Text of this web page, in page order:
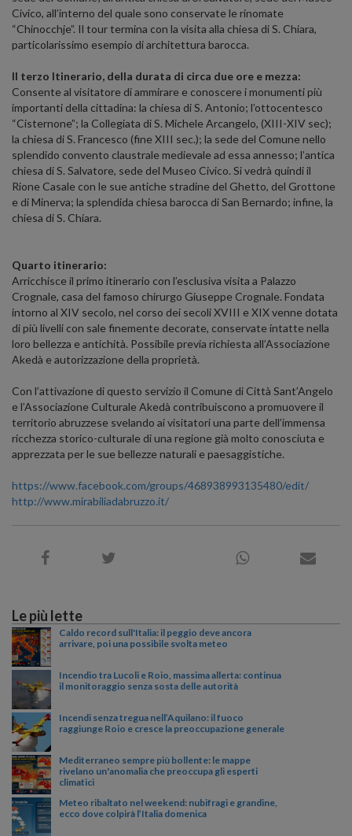
Civico, all’interno del quale sono conservate le rinomate
“Chinocchje”. Il tour termina con la visita alla chiesa di S. Chiara,
particolarissimo esempio di architettura barocca.
Il terzo Itinerario, della durata di circa due ore e mezza:
Consente al visitatore di ammirare e conoscere i monumenti più
importanti della cittadina: la chiesa di S. Antonio; l’ottocentesco
“Cisternone”; la Collegiata di S. Michele Arcangelo, (XIII-XIV sec);
la chiesa di S. Francesco (fine XIII sec.); la sede del Comune nello
splendido convento claustrale medievale ad essa annesso; l’antica
chiesa di S. Salvatore, sede del Museo Civico. Si vedrà quindi il
Rione Casale con le sue antiche stradine del Ghetto, del Grottone
e di Minerva; la splendida chiesa barocca di San Bernardo; infine, la
chiesa di S. Chiara.
Quarto itinerario:
Arricchisce il primo itinerario con l’esclusiva visita a Palazzo
Crognale, casa del famoso chirurgo Giuseppe Crognale. Fondata
intorno al XIV secolo, nel corso dei secoli XVIII e XIX venne dotata
di più livelli con sale finemente decorate, conservate intatte nella
loro bellezza e antichità. Possibile previa richiesta all’Associazione
Akedà e autorizzazione della proprietà.
Con l’attivazione di questo servizio il Comune di Città Sant’Angelo
e l’Associazione Culturale Akedà contribuiscono a promuovere il
territorio abruzzese svelando ai visitatori una parte dell’immensa
ricchezza storico-culturale di una regione già molto conosciuta e
apprezzata per le sue bellezze naturali e paesaggistiche.
https://www.facebook.com/groups/468938993135480/edit/
http://www.mirabiliadabruzzo.it/
Le più lette
Caldo record sull'Italia: il peggio deve ancora
arrivare, poi una possibile svolta meteo
Incendio tra Lucoli e Roio, massima allerta: continua
il monitoraggio senza sosta delle autorità
Incendi senza tregua nell’Aquilano: il fuoco
raggiunge Roio e cresce la preoccupazione generale
Mediterraneo sempre più bollente: le mappe
rivelano un'anomalia che preoccupa gli esperti
climatici
Meteo ribaltato nel weekend: nubifragi e grandine,
ecco dove colpirà l’Italia domenica